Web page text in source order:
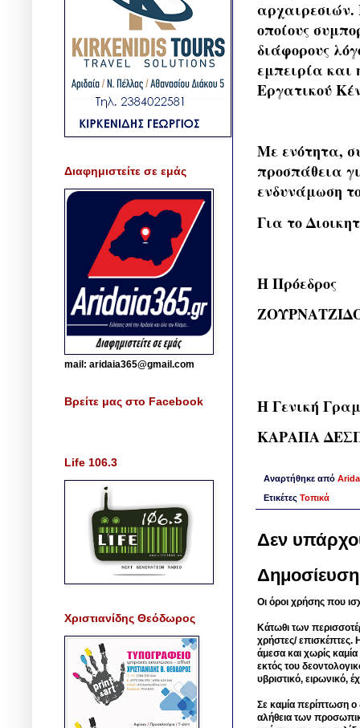
αρχαιρεσιών.
οποίους
διάφορους
εμπειρία και
Εργατικού
Με ενότητα,
προσπάθεια
ενδυνάμωση
Για το
Η Πρόεδρος
Η Γενική
ΚΑΡΑΠΑ
Αναρτήθηκε από
Ετικέτες Τοπικά
Δεν
Οι όροι χρήσης που
Κάτωθι των
χρήστες/ επισκέπτες.
άμεσα και χωρίς
εκτός του
υβριστικό, ειρωνικό,
Σε καμία περίπτωση ο
αλήθεια των
Διαφημιστείτε σε εμάς
mail: aridaia365@gmail.com
Βρείτε μας στο Facebook
Life 106.3
Χριστιανίδης Θεόδωρος